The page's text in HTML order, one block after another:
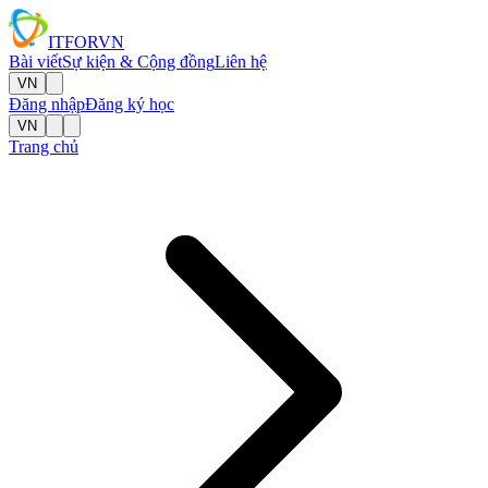
ITFORVN
Bài viếtSự kiện & Cộng đồngLiên hệ
VN
Đăng nhậpĐăng ký học
VN
Trang chủ